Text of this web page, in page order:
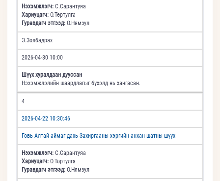
Нэхэмжлэгч: С.Сарантуяа
Хариуцагч: О.Төртулга
Гуравдагч этгээд: О.Нямзул
Э.Золбадрах
2026-04-30 10:00
Шүүх хуралдаан дууссан
Нэхэмжлэлийн шаардлагыг бүхэлд нь хангасан.
4
2026-04-22 10:30:46
Говь-Алтай аймаг дахь Захиргааны хэргийн анхан шатны шүүх
Нэхэмжлэгч: С.Сарантуяа
Хариуцагч: О.Төртулга
Гуравдагч этгээд: О.Нямзул